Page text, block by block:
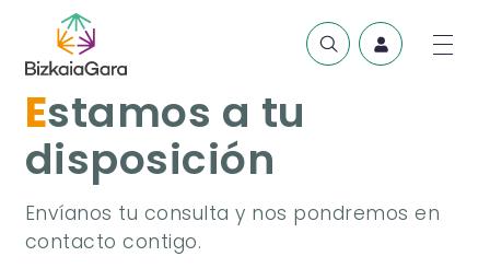
Estamos a tu
disposición
Envíanos tu consulta y nos pondremos en
contacto contigo.